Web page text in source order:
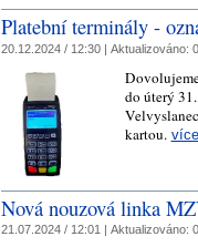
Platební terminály -
20.12.2024 / 12:30 | Aktualizováno:
do úterý
kartou. více
Nová nouzová linka
21.07.2024 / 12:01 | Aktualizováno: